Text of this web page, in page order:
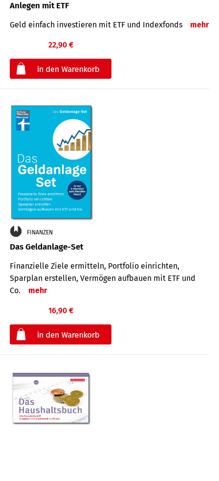
Anlegen mit ETF
Geld einfach investieren mit ETF und Indexfonds mehr
22,90 €
FINANZEN
Das Geldanlage-Set
Finanzielle Ziele ermitteln, Portfolio einrichten,
Sparplan erstellen, Vermögen aufbauen mit ETF und
Co.
mehr
16,90 €